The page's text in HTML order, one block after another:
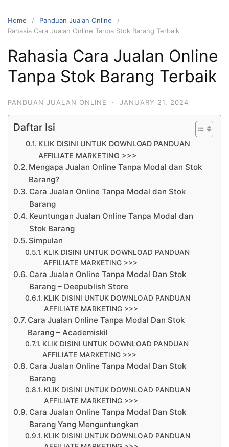
Home
Panduan Jualan Online
Rahasia Cara Jualan Online Tanpa Stok Barang Terbaik
Rahasia Cara Jualan Online
Tanpa Stok Barang Terbaik
PANDUAN JUALAN ONLINE · JANUARY 21, 2024
Daftar Isi
KLIK DISINI UNTUK DOWNLOAD PANDUAN
AFFILIATE MARKETING >>>
Mengapa Jualan Online Tanpa Modal dan Stok
Barang?
Cara Jualan Online Tanpa Modal dan Stok
Barang
Keuntungan Jualan Online Tanpa Modal dan
Stok Barang
Simpulan
KLIK DISINI UNTUK DOWNLOAD PANDUAN
AFFILIATE MARKETING >>>
Cara Jualan Online Tanpa Modal Dan Stok
Barang – Deepublish Store
KLIK DISINI UNTUK DOWNLOAD PANDUAN
AFFILIATE MARKETING >>>
Cara Jualan Online Tanpa Modal Dan Stok
Barang – Academiskil
KLIK DISINI UNTUK DOWNLOAD PANDUAN
AFFILIATE MARKETING >>>
Cara Jualan Online Tanpa Modal Dan Stok
Barang
KLIK DISINI UNTUK DOWNLOAD PANDUAN
AFFILIATE MARKETING >>>
Cara Jualan Online Tanpa Modal Dan Stok
Barang Yang Menguntungkan
KLIK DISINI UNTUK DOWNLOAD PANDUAN